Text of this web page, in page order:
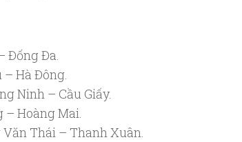
Đống Đa.
Hà Đông.
Ninh – Cầu Giấy.
– Hoàng Mai.
Thái – Thanh Xuân.